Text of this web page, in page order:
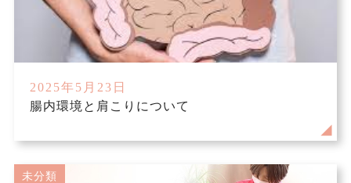
2025年5月23日
腸内環境と肩こりについて
未分類
料金案内
院長ブログ